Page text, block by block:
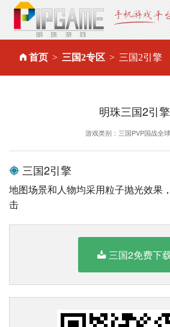
首页 三国2专区 三国2引擎
明珠三国2引擎
游戏类别：三国PVP国战全
三国2引擎
地图场景和人物均采用粒子抛光效果
击
三国2免费下